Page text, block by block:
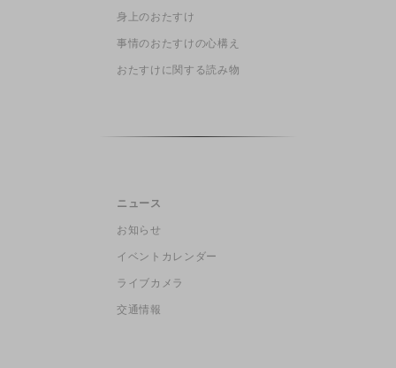
身上のおたすけ
事情のおたすけの心構え
おたすけに関する読み物
ニュース
お知らせ
イベントカレンダー
ライブカメラ
交通情報